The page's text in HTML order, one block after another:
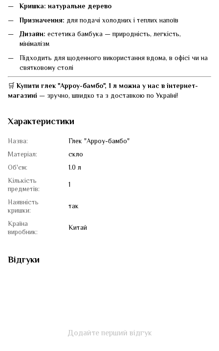
Кришка: натуральне дерево
Призначення: для подачі холодних і теплих напоїв
Дизайн: естетика бамбука — природність, легкість,
мінімалізм
Підходить для щоденного використання вдома, в офісі чи на
святковому столі
🛒Купити глек "Арроу-бамбо", 1 л можна у нас в інтернет-
магазині — зручно, швидко та з доставкою по Україні!
Характеристики
Назва:
Глек "Арроу-бамбо"
Матеріал:
скло
Об'єм:
1.0 л
Кількість
предметів:
1
Наявність
кришки:
так
Країна
виробник:
Китай
Відгуки
Додайте перший відгук